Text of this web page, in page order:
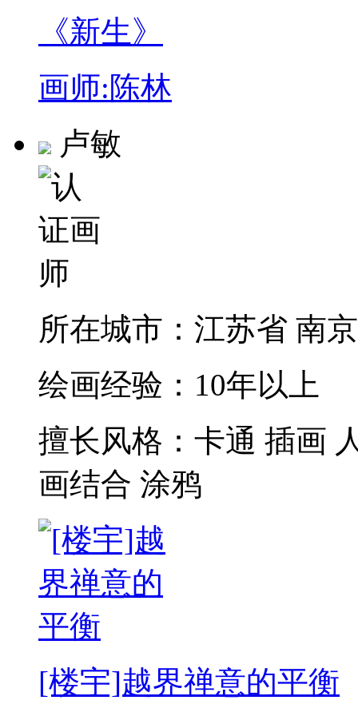
《新生》
画师:陈林
卢敏
所在城市： 江苏省 南
绘画经验： 10年以上
擅长风格： 卡通 插画
画结合 涂鸦
[楼宇]越界禅意的平衡